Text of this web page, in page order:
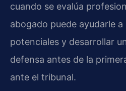
cuando se evalúa
abogado puede ayudarle
potenciales y desarrollar
defensa antes de la
ante el tribunal.